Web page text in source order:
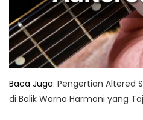
Baca Juga: Pengertian Altered
di Balik Warna Harmoni yang